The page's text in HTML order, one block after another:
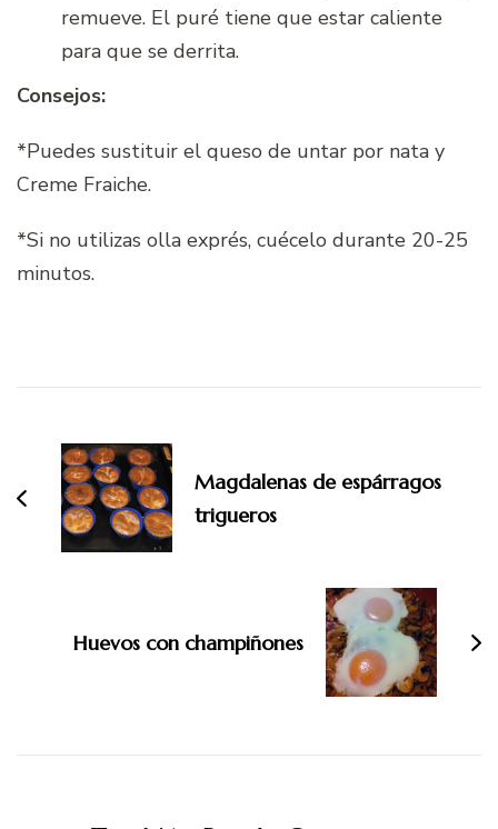
remueve. El puré tiene que estar caliente
para que se derrita.
Consejos:
*Puedes sustituir el queso de untar por nata y
Creme Fraiche.
*Si no utilizas olla exprés, cuécelo durante 20-25
minutos.
entradas
Magdalenas de espárragos
trigueros
Huevos con champiñones